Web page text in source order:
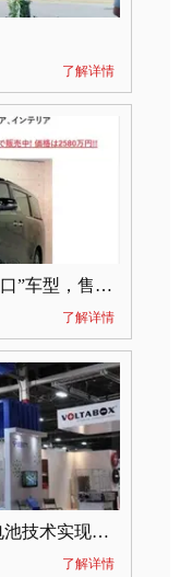
了解详情
雷克萨斯LM在日本本土竟属“进口”车型，售价2580万日元
了解详情
能量密度304Wh/kg！宁德时代电池技术实现突破
了解详情